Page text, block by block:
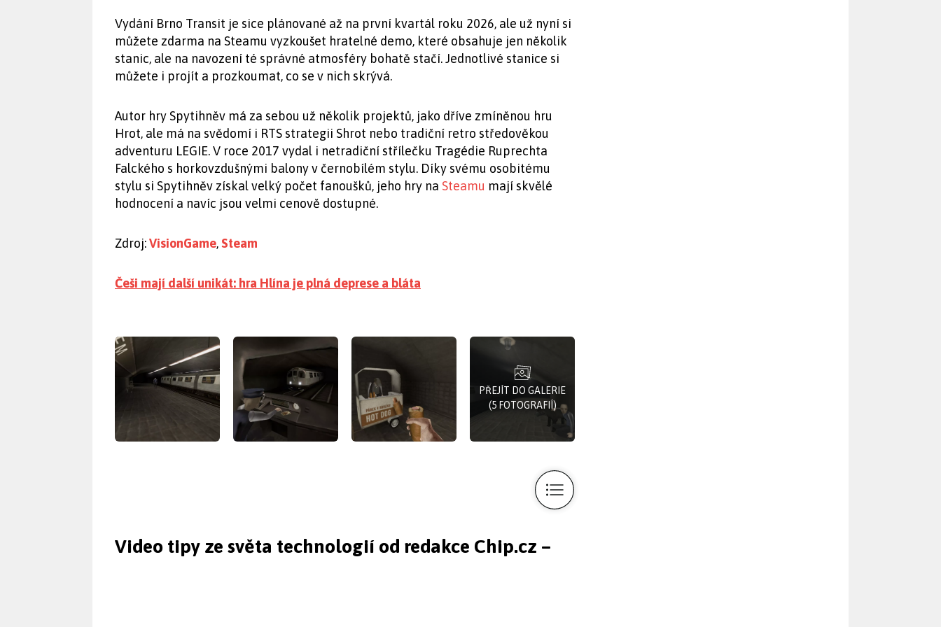
Vydání Brno Transit je sice plánované až na první kvartál roku 2026, ale už nyní si
můžete zdarma na Steamu vyzkoušet hratelné demo, které obsahuje jen několik
stanic, ale na navození té správné atmosféry bohatě stačí. Jednotlivé stanice si
můžete i projít a prozkoumat, co se v nich skrývá.
Autor hry Spytihněv má za sebou už několik projektů, jako dříve zmíněnou hru
Hrot, ale má na svědomí i RTS strategii Shrot nebo tradiční retro středověkou
adventuru LEGIE. V roce 2017 vydal i netradiční střílečku Tragédie Ruprechta
Falckého s horkovzdušnými balony v černobílém stylu. Díky svému osobitému
stylu si Spytihněv získal velký počet fanoušků, jeho hry na Steamu mají skvělé
hodnocení a navíc jsou velmi cenově dostupné.
Zdroj:VisionGame, Steam
Češi mají další unikát: hra Hlína je plná deprese a bláta
PŘEJÍT DO GALERIE
(5 FOTOGRAFIÍ)
Video tipy ze světa technologií od redakce Chip.cz –